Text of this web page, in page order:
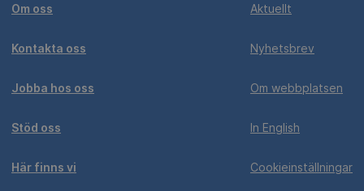
Om oss
Kontakta oss
Jobba hos oss
Stöd oss
Här finns vi
Aktuellt
Nyhetsbrev
Om webbplatsen
In English
Cookieinställningar